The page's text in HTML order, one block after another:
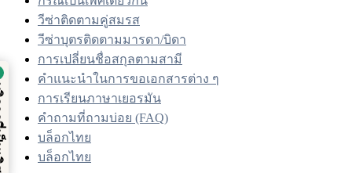
วีซ่าติดตามคู่สมรส
วีซ่าบุตรติดตามมารดา/บิดา
การเปลี่ยนชื่อสกุลตามสามี
คำแนะนำในการขอเอกสารต่าง ๆ
การเรียนภาษาเยอรมัน
คำถามที่ถามบ่อย (FAQ)
บล็อกไทย
บล็อกไทย
ย